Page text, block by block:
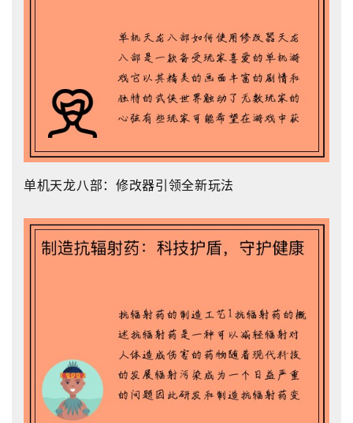
单机天龙八部：修改器引领全新玩法